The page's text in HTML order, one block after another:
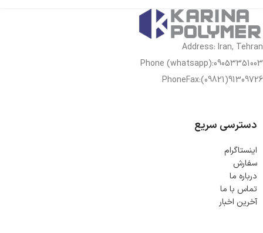
Address: Iran, Tehran
Phone (whatsapp):09053351003
PhoneFax:(09821)91309726
دسترسی سریع
اینستاگرام
سفارش
درباره ما
تماس با ما
آخرین اخبار